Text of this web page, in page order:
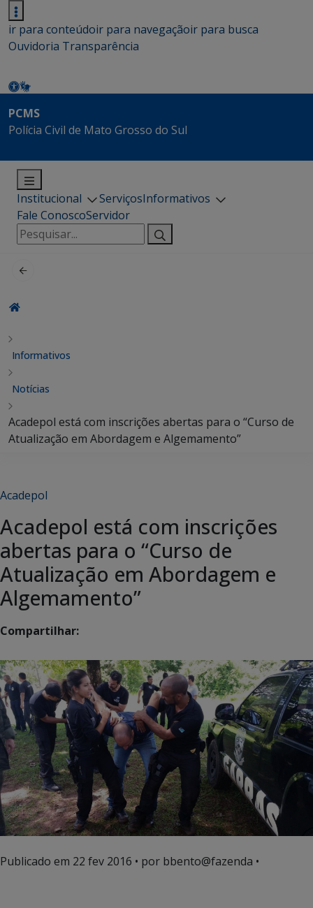
ir para conteúdoir para navegaçãoir para busca
Ouvidoria Transparência
PCMS
Polícia Civil de Mato Grosso do Sul
Institucional ServiçosInformativos
Fale ConoscoServidor
Pesquisar
por:
Informativos
Notícias
Acadepol está com inscrições abertas para o “Curso de
Atualização em Abordagem e Algemamento”
Acadepol
Acadepol está com inscrições
abertas para o “Curso de
Atualização em Abordagem e
Algemamento”
Compartilhar:
Publicado em 22 fev 2016 • por bbento@fazenda •